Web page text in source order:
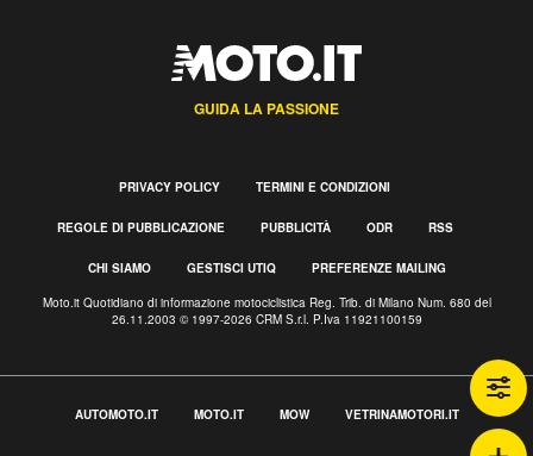
GUIDA LA PASSIONE
PRIVACY POLICY TERMINI E CONDIZIONI
REGOLE DI PUBBLICAZIONE PUBBLICITÀ ODR RSS
CHI SIAMO GESTISCI UTIQ PREFERENZE MAILING
Moto.it Quotidiano di informazione motociclistica Reg. Trib. di Milano Num. 680 del
26.11.2003 © 1997-2026 CRM S.r.l. P.Iva 11921100159
AUTOMOTO.IT MOTO.IT MOW VETRINAMOTORI.IT